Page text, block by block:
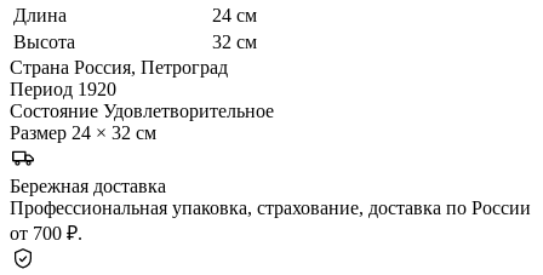
Длина
24 см
Высота
32 см
Страна Россия, Петроград
Период 1920
Состояние Удовлетворительное
Размер 24 × 32 см
Бережная доставка
Профессиональная упаковка, страхование, доставка по России
от 700 ₽.